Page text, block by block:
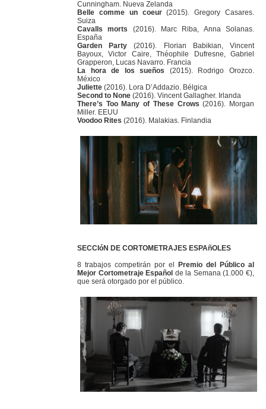
Cunningham. Nueva Zelanda
Belle comme un coeur(2015). Gregory Casares.
Suiza
Cavalls morts (2016). Marc Riba, Anna Solanas.
España
Garden Party (2016). Florian Babikian, Vincent
Bayoux, Victor Caire, Théophile Dufresne, Gabriel
Grapperon, Lucas Navarro. Francia
La hora de los sueños (2015). Rodrigo Orozco.
México
Juliette (2016). Lora D’Addazio. Bélgica
Second to None (2016). Vincent Gallagher. Irlanda
There’s Too Many of These Crows (2016). Morgan
Miller. EEUU
Voodoo Rites (2016). Malakias. Finlandia
SECCIóN DE CORTOMETRAJES ESPAñOLES
8 trabajos competirán por el Premio del Público al
Mejor Cortometraje Español de la Semana (1.000 €),
que será otorgado por el público.